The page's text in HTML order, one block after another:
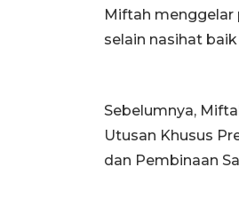
Miftah menggelar
selain nasihat
Sebelumnya,
Utusan Khusus
dan Pembinaan